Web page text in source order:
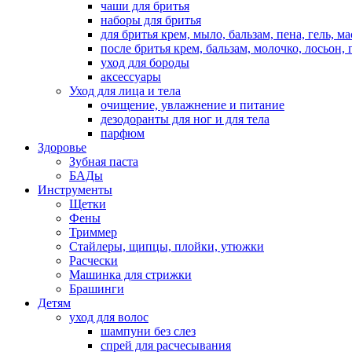
чаши для бритья
наборы для бритья
для бритья крем, мыло, бальзам, пена, гель,
после бритья крем, бальзам, молочко, лосьон,
уход для бороды
аксессуары
Уход для лица и тела
очищение, увлажнение и питание
дезодоранты для ног и для тела
парфюм
Здоровье
Зубная паста
БАДы
Инструменты
Щетки
Фены
Триммер
Стайлеры, щипцы, плойки, утюжки
Расчески
Машинка для стрижки
Брашинги
Детям
уход для волос
шампуни без слез
спрей для расчесывания